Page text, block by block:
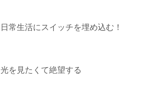
日常生活にスイッチを埋め込む！
光を見たくて絶望する